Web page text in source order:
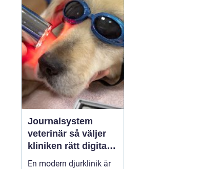
arbetsfl&oum...
Journalsystem
veterinär så väljer
kliniken rätt digitalt
stöd
En modern djurklinik är